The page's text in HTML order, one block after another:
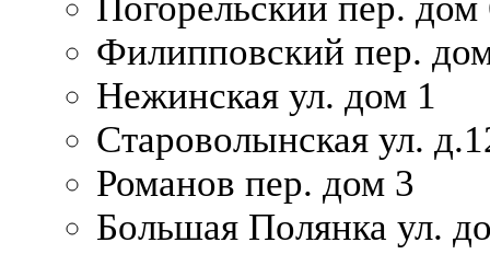
Филипповский пер.
Нежинская ул. дом 1
Староволынская ул.
Романов пер. дом 3
Большая Полянка ул.